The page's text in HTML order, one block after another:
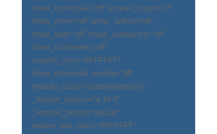
show_thumbnail=“off“ excerpt_length=“0″
show_more=“off“ show_author=“off“
show_date=“off“ show_categories=“off“
show_comments=“off“
content_color=“#FFFFFF“
show_thumbnail_mobile=“off“
module_class=“postbottomposts“
_builder_version=“4.10.8″
_module_preset=“default“
header_text_color=“#FFFFFF“